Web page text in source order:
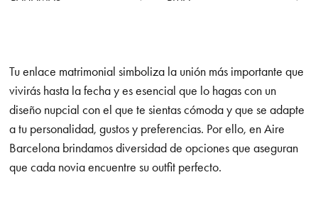
Tu enlace matrimonial simboliza la unión más importante que
vivirás hasta la fecha y es esencial que lo hagas con un
diseño nupcial con el que te sientas cómoda y que se adapte
a tu personalidad, gustos y preferencias. Por ello, en Aire
Barcelona brindamos diversidad de opciones que aseguran
que cada novia encuentre su outfit perfecto.